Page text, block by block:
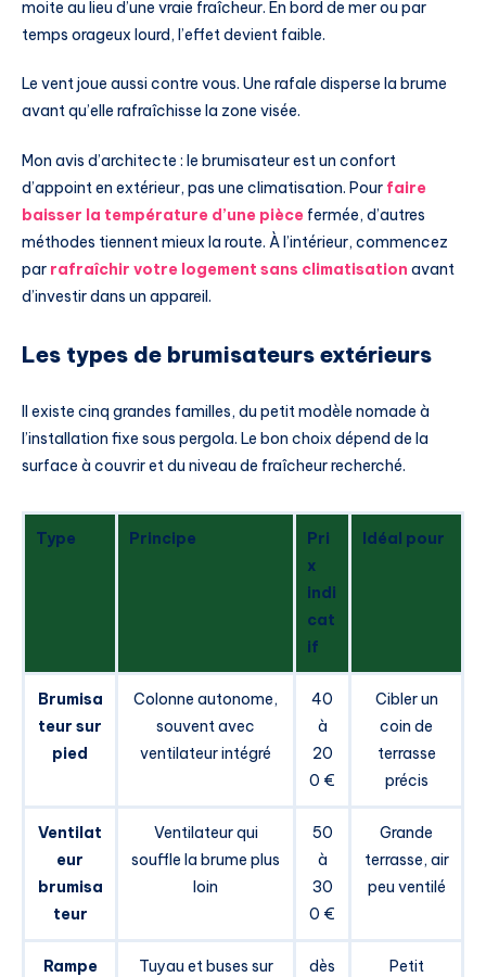
moite au lieu d’une vraie fraîcheur. En bord de mer ou par
temps orageux lourd, l’effet devient faible.
Le vent joue aussi contre vous. Une rafale disperse la brume
avant qu’elle rafraîchisse la zone visée.
Mon avis d’architecte : le brumisateur est un confort
d’appoint en extérieur, pas une climatisation. Pour faire
baisser la température d’une pièce fermée, d’autres
méthodes tiennent mieux la route. À l’intérieur, commencez
par rafraîchir votre logement sans climatisation avant
d’investir dans un appareil.
Les types de brumisateurs extérieurs
Il existe cinq grandes familles, du petit modèle nomade à
l’installation fixe sous pergola. Le bon choix dépend de la
surface à couvrir et du niveau de fraîcheur recherché.
Type Principe
Pri
x
indi
cat
if
Idéal pour
Brumisa
teur sur
pied
Colonne autonome,
souvent avec
ventilateur intégré
40
à
20
0 €
Cibler un
coin de
terrasse
précis
Ventilat
eur
brumisa
teur
Ventilateur qui
souffle la brume plus
loin
50
à
30
0 €
Grande
terrasse, air
peu ventilé
Rampe
Tuyau et buses sur
dès
Petit